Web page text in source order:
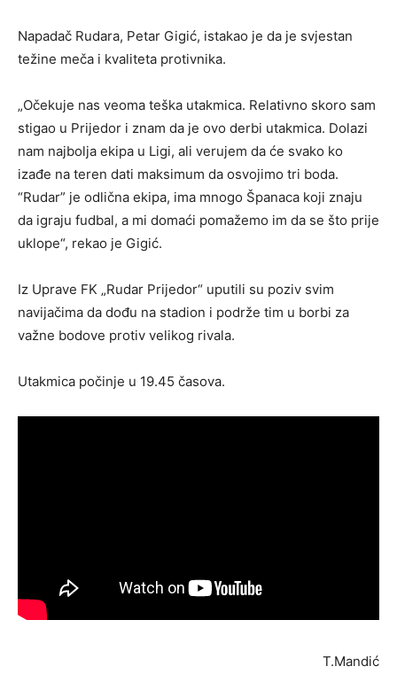
Napadač Rudara, Petar Gigić, istakao je da je svjestan
težine meča i kvaliteta protivnika.
„Očekuje nas veoma teška utakmica. Relativno skoro sam
stigao u Prijedor i znam da je ovo derbi utakmica. Dolazi
nam najbolja ekipa u Ligi, ali verujem da će svako ko
izađe na teren dati maksimum da osvojimo tri boda.
“Rudar” je odlična ekipa, ima mnogo Španaca koji znaju
da igraju fudbal, a mi domaći pomažemo im da se što prije
uklope“, rekao je Gigić.
Iz Uprave FK „Rudar Prijedor“ uputili su poziv svim
navijačima da dođu na stadion i podrže tim u borbi za
važne bodove protiv velikog rivala.
Utakmica počinje u 19.45 časova.
T.Mandić